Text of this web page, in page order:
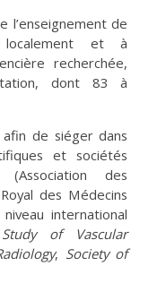
l’enseignement de
et à
recherchée,
dont 83 à
de siéger dans
et sociétés
des
des Médecins
international
of Vascular
, Society of